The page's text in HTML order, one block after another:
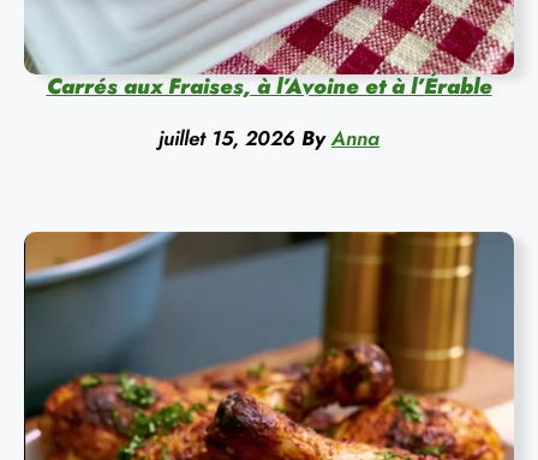
Carrés aux Fraises, à l’Avoine et à l’Érable
juillet 15, 2026 By Anna